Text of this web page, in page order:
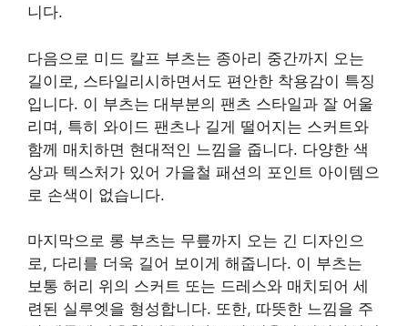
니다.
다음으로 미드 칼프 부츠는 종아리 중간까지 오는
길이로, 스타일리시하면서도 편안한 착용감이 특징
입니다. 이 부츠는 대부분의 팬츠 스타일과 잘 어울
리며, 특히 와이드 팬츠나 길게 떨어지는 스커트와
함께 매치하면 현대적인 느낌을 줍니다. 다양한 색
상과 텍스처가 있어 가을철 패션의 포인트 아이템으
로 손색이 없습니다.
마지막으로 롱 부츠는 무릎까지 오는 긴 디자인으
로, 다리를 더욱 길어 보이게 해줍니다. 이 부츠는
보통 허리 위의 스커트 또는 드레스와 매치되어 세
련된 실루엣을 형성합니다. 또한, 따뜻한 느낌을 주